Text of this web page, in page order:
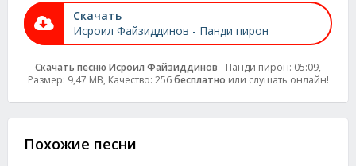
Скачать
Исроил Файзиддинов - Панди пирон
Скачать песню Исроил Файзиддинов - Панди пирон: 05:09,
Размер: 9,47 MB, Качество: 256бесплатно или слушать онлайн!
Похожие песни